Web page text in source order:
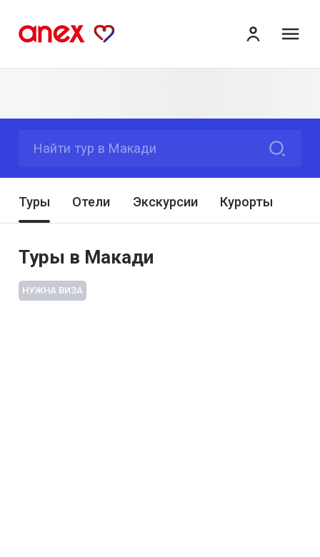
Найти тур в Макади
Туры Отели Экскурсии Курорты
Туры в Макади
НУЖНА ВИЗА